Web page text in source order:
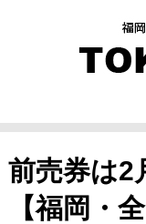
前売券は2
【福岡・